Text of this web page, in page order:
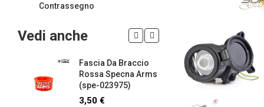
Contrassegno
Vedi anche
Fascia Da Braccio
Rossa Specna Arms
(spe-023975)
3,50 €
LIMITED
patch
Games